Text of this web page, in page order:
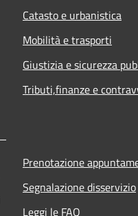
Catasto e urbanistica
Mobilità e trasporti
Giustizia e sicurezza
Tributi,finanze e
Prenotazione
Segnalazione disservizio
Leggi le FAQ